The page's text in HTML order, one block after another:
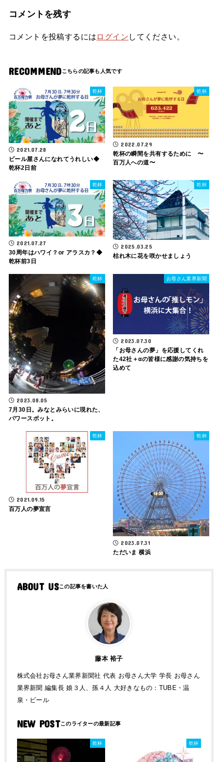
コメントを残す
コメントを投稿するには ログイン してください。
RECOMMEND
乾杯
2021.07.28
ビール屋さんになれてうれしい◆
乾杯2日前
乾杯
2022.07.29
乾杯の瞬間を共有するために 〜
百万人への道〜
乾杯
2021.07.27
30周年はハワイ？or アラスカ？◆
乾杯前3日
乾杯
2025.03.25
枯れ木に花を咲かせましょう
乾杯
2023.08.05
7月30日。みなとみらいに現れた、
パワースポット。
お母さん業界新聞
2023.07.30
「お母さんの夢」を応援してくれ
た42社＋αの皆様に感謝の気持ちを
込めて
乾杯
2021.09.15
百万人の夢宣言
乾杯
2023.07.31
ただいま 横浜
ABOUT US
藤本 裕子
株式会社お母さん業界新聞社 代表 お母さん大学 学長 お母さん
業界新聞 編集長 娘３人、孫４人 大好きなもの：TUBE・温
泉・ビール
NEW POST
乾杯 乾杯